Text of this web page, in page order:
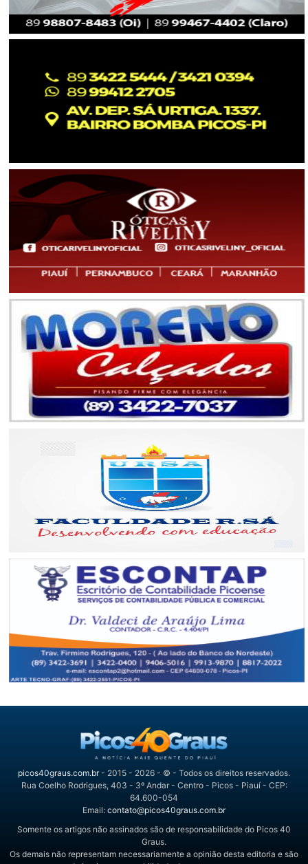
picos40graus.com.br- 2015 - 2026 - © - Todos os direitos reservados.
Rua Coelho Rodrigues, 403 - 3º Andar - Centro - Picos - Piauí - CEP:
64.600-054
Email: contato@picos40graus.com.br
Somente os artigos não assinados são de responsabilidade do Picos 40
Graus.
Os demais não representam necessariamente a opinião desta editoria e são